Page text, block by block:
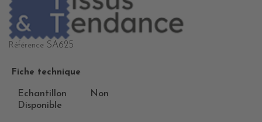
Référence SA625
Fiche technique
Echantillon
Disponible
Non